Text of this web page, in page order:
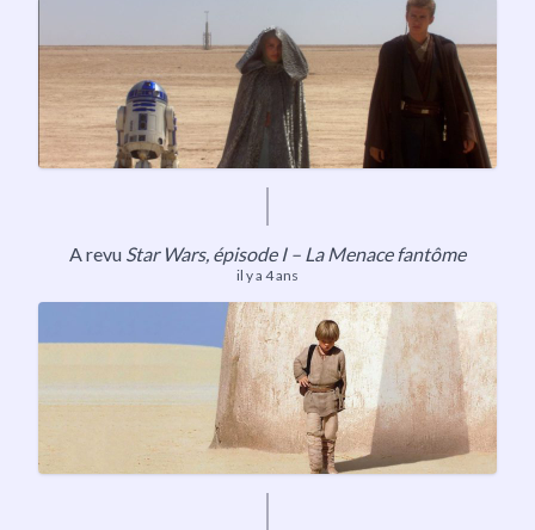
A revu Star Wars, épisode I – La Menace fantôme
il y a 4 ans